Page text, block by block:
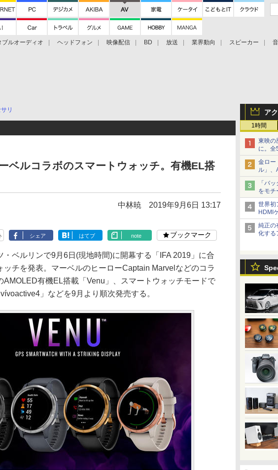
ブルオーディオ ヘッドフォン 映像配信 BD 放送 業界動向 スピーカー
ア
1時間
東映の
に。全
金ロー
ル」、
など。
「バ
をモチ
世界初
HDMI
から
純正の
化する
リ
ベルコラボのスマートウォッチ。有機EL搭
中林暁 2019年9月6日 13:17
シェア はてブ note ブックマーク
・ベルリンで9月6日(現地時間)に開幕する「IFA 2019」に合
ッチを発表。マーベルのヒーローCaptain Marvelなどのコラ
AMOLED有機EL搭載「Venu」、スマートウォッチモードで
」などを9月より順次発売する。